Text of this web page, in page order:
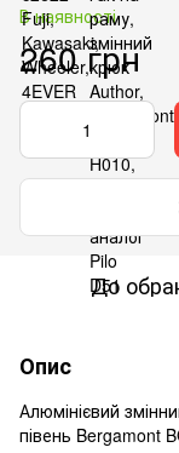
В наявності
260 грн
До
Опис
Алюмінієвий
півень Bergamont